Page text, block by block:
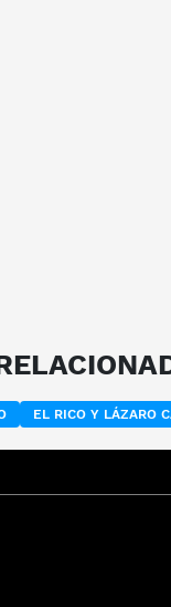
EL RICO Y LÁZARO